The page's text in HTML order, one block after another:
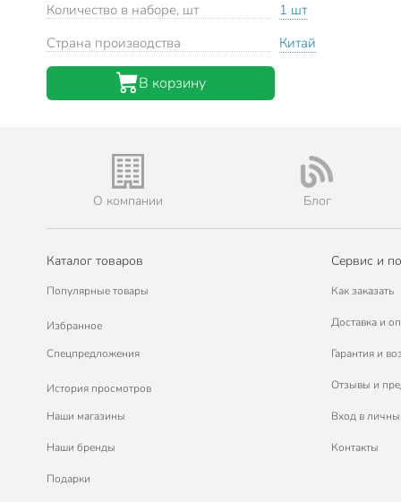
Количество в наборе, шт
1 шт
Страна производства
Китай
В корзину
О компании Блог
Каталог товаров
Популярные товары
Избранное
Спецпредложения
История просмотров
Наши магазины
Наши бренды
Подарки
Сервис и
Как заказать
Доставка и
Гарантия и
Отзывы и
Вход в
Контакты